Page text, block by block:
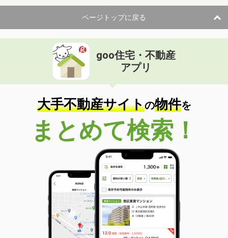
ページトップに戻る
goo住宅・不動産
アプリ
大手不動産サイトの物件を
まとめて検索！